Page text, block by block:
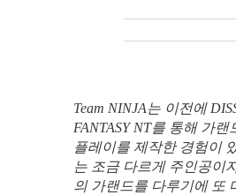
Team NINJA는 이전에
FANTASY NT를 통해 가
플레이를 제작한 경험이
는 조금 다르게 주인공이
의 가랜드를 다루기에 또